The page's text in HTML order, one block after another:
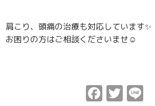
肩こり、頭痛の治療も対応しています✨
お困りの方はご相談くださいませ☺️
Facebook
Twitter